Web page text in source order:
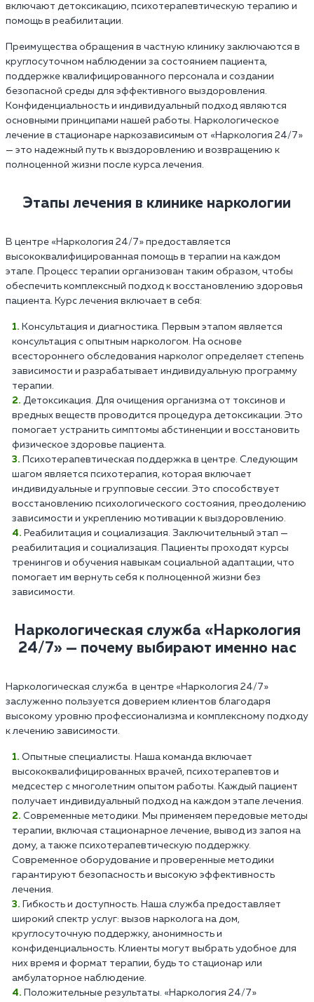
включают детоксикацию, психотерапевтическую терапию и
помощь в реабилитации.
Преимущества обращения в частную клинику заключаются в
круглосуточном наблюдении за состоянием пациента,
поддержке квалифицированного персонала и создании
безопасной среды для эффективного выздоровления.
Конфиденциальность и индивидуальный подход являются
основными принципами нашей работы. Наркологическое
лечение в стационаре наркозависимым от «Наркология 24/7»
— это надежный путь к выздоровлению и возвращению к
полноценной жизни после курса лечения.
Этапы лечения в клинике наркологии
В центре «Наркология 24/7» предоставляется
высококвалифицированная помощь в терапии на каждом
этапе. Процесс терапии организован таким образом, чтобы
обеспечить комплексный подход к восстановлению здоровья
пациента. Курс лечения включает в себя:
Консультация и диагностика. Первым этапом является
консультация с опытным наркологом. На основе
всестороннего обследования нарколог определяет степень
зависимости и разрабатывает индивидуальную программу
терапии.
Детоксикация. Для очищения организма от токсинов и
вредных веществ проводится процедура детоксикации. Это
помогает устранить симптомы абстиненции и восстановить
физическое здоровье пациента.
Психотерапевтическая поддержка в центре. Следующим
шагом является психотерапия, которая включает
индивидуальные и групповые сессии. Это способствует
восстановлению психологического состояния, преодолению
зависимости и укреплению мотивации к выздоровлению.
Реабилитация и социализация. Заключительный этап —
реабилитация и социализация. Пациенты проходят курсы
тренингов и обучения навыкам социальной адаптации, что
помогает им вернуть себя к полноценной жизни без
зависимости.
Наркологическая служба «Наркология
24/7» — почему выбирают именно нас
Наркологическая служба в центре «Наркология 24/7»
заслуженно пользуется доверием клиентов благодаря
высокому уровню профессионализма и комплексному подходу
к лечению зависимости.
Опытные специалисты. Наша команда включает
высококвалифицированных врачей, психотерапевтов и
медсестер с многолетним опытом работы. Каждый пациент
получает индивидуальный подход на каждом этапе лечения.
Современные методики. Мы применяем передовые методы
терапии, включая стационарное лечение, вывод из запоя на
дому, а также психотерапевтическую поддержку.
Современное оборудование и проверенные методики
гарантируют безопасность и высокую эффективность
лечения.
Гибкость и доступность. Наша служба предоставляет
широкий спектр услуг: вызов нарколога на дом,
круглосуточную поддержку, анонимность и
конфиденциальность. Клиенты могут выбрать удобное для
них время и формат терапии, будь то стационар или
амбулаторное наблюдение.
Положительные результаты. «Наркология 24/7»